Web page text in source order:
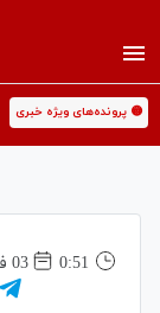
🟡 پرونده‌های ویژه خبری
0:51
03 فروردين 1405